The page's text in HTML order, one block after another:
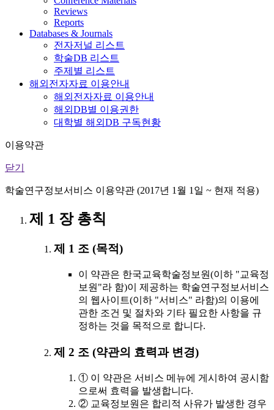
Reviews
Reports
Databases & Journals
전자저널 리스트
학술DB 리스트
주제별 리스트
해외전자자료 이용안내
해외전자자료 이용안내
해외DB별 이용권한
대학별 해외DB 구독현황
이용약관
닫기
학술연구정보서비스 이용약관 (2017년 1월 1일 ~ 현재 적용)
제 1 장 총칙
제 1 조 (목적)
이 약관은 한국교육학술정보원(이하 "교육정
보원"라 함)이 제공하는 학술연구정보서비스
의 웹사이트(이하 "서비스" 라함)의 이용에
관한 조건 및 절차와 기타 필요한 사항을 규
정하는 것을 목적으로 합니다.
제 2 조 (약관의 효력과 변경)
① 이 약관은 서비스 메뉴에 게시하여 공시함
으로써 효력을 발생합니다.
② 교육정보원은 합리적 사유가 발생한 경우